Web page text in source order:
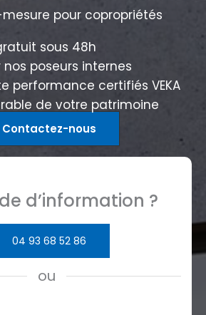
pour copropriétés
sous 48h
poseurs internes
performance certifiés VEKA
de votre patrimoine
Contactez-nous
d’information ?
04 93 68 52 86
ou